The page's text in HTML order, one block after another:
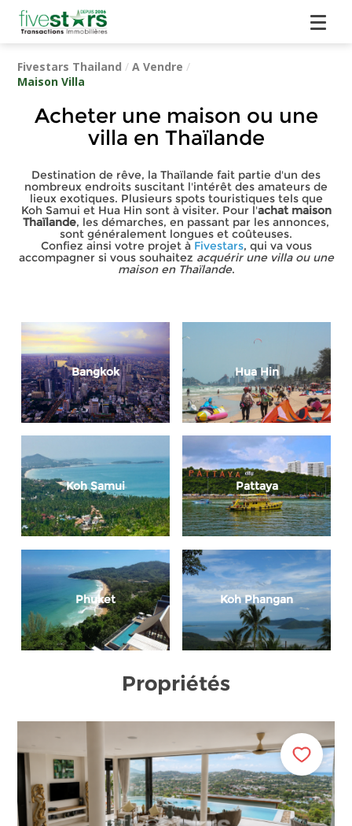
Fivestars Thailand /A Vendre /
Maison Villa
Acheter une maison ou une
villa en Thaïlande
Destination de rêve, la Thaïlande fait partie d'un des
nombreux endroits suscitant l'intérêt des amateurs de
lieux exotiques. Plusieurs spots touristiques tels que
Koh Samui et Hua Hin sont à visiter. Pour l'achat maison
Thaïlande, les démarches, en passant par les annonces,
sont généralement longues et coûteuses.
Confiez ainsi votre projet à Fivestars, qui va vous
accompagner si vous souhaitez acquérir une villa ou une
maison en Thaïlande.
Bangkok Hua Hin
Koh Samui Pattaya
Phuket Koh Phangan
Propriétés